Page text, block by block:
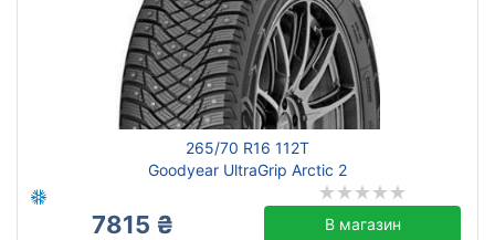
265/70 R16 112T
Goodyear UltraGrip Arctic 2
7815 ₴ В магазин